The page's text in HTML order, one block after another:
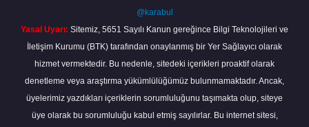
@karabul
Yasal Uyarı: Sitemiz, 5651 Sayılı Kanun gereğince Bilgi Teknolojileri ve
İletişim Kurumu (BTK) tarafından onaylanmış bir Yer Sağlayıcı olarak
hizmet vermektedir. Bu nedenle, sitedeki içerikleri proaktif olarak
denetleme veya araştırma yükümlülüğümüz bulunmamaktadır. Ancak,
üyelerimiz yazdıkları içeriklerin sorumluluğunu taşımakta olup, siteye
üye olarak bu sorumluluğu kabul etmiş sayılırlar. Bu internet sitesi,